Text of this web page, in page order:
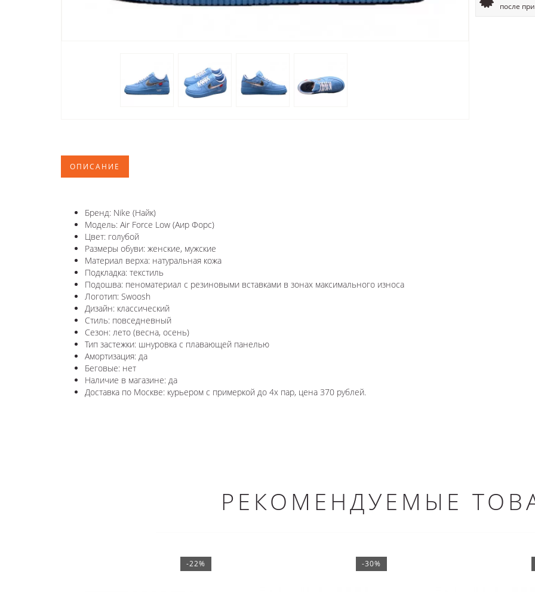
после
ОПИСАНИЕ
Бренд: Nike (Найк)
Модель: Air Force Low (Аир Форс)
Цвет: голубой
Размеры обуви: женские, мужские
Материал верха: натуральная кожа
Подкладка: текстиль
Подошва: пеноматериал с резиновыми вставками в зонах максимального износа
Логотип: Swoosh
Дизайн: классический
Стиль: повседневный
Сезон: лето (весна, осень)
Тип застежки: шнуровка с плавающей панелью
Амортизация: да
Беговые: нет
Наличие в магазине: да
Доставка по Москве: курьером с примеркой до 4х пар, цена 370 рублей.
РЕКОМЕНДУЕМЫЕ
-22% -30%